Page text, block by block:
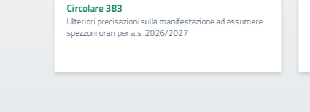
Circolare 383
Ulteriori precisazioni sulla manifestazione ad assumere
spezzoni orari per a.s. 2026/2027